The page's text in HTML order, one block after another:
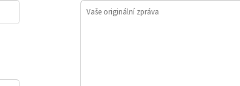
Vaše originální zpráva